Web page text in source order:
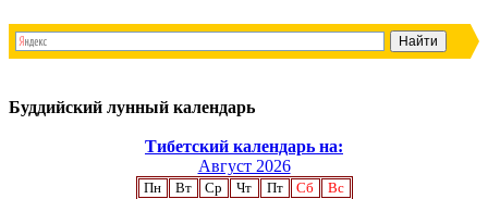
Буддийский лунный календарь
Тибетский календарь на:
Август 2026
Пн Вт Ср Чт Пт Сб
Вс